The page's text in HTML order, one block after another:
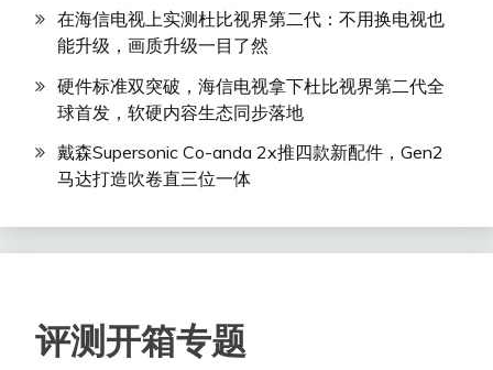
在海信电视上实测杜比视界第二代：不用换电视也
能升级，画质升级一目了然
硬件标准双突破，海信电视拿下杜比视界第二代全
球首发，软硬内容生态同步落地
戴森Supersonic Co-anda 2x推四款新配件，Gen2
马达打造吹卷直三位一体
评测开箱专题